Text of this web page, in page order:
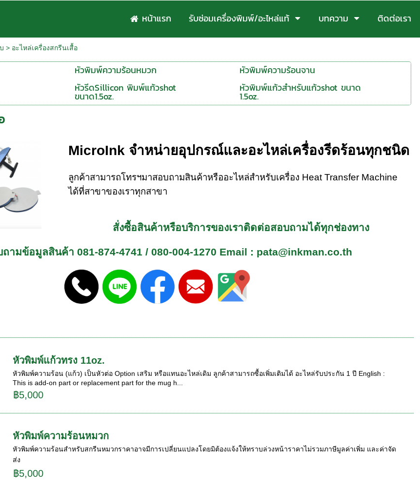
หน้าแรก รับซ่อมเครื่องพิมพ์/อะไหล่แท้ บทความ ติดต่อเรา
> อะไหล่เครื่องสกรีนเสื้อ
หัวพิมพ์ความร้อนหมวก
หัวพิมพ์ความร้อนจาน
หัวรีดSillicon พิมพ์แก้วshot
ขนาด1.5oz.
หัวพิมพ์แก้วสำหรับแก้วshot ขนาด
1.5oz.
MicroInk จำหน่ายอุปกรณ์และอะไหล่เครื่องรีดร้อนทุกชนิด
ลูกค้าสามารถโทรฯมาสอบถามสินค้าหรืออะไหล่สำหรับเครื่อง Heat Transfer Machine
ได้ที่สาขาของเราทุกสาขา
สั่งซื้อสินค้าหรือบริการของเราติดต่อสอบถามได้ทุกช่องทาง
ถามข้อมูลสินค้า081-874-4741 /080-004-1270 Email : pata@inkman.co.th
หัวพิมพ์แก้วทรง 11oz.
หัวพิมพ์ความร้อน (แก้ว) เป็นหัวต่อ Option เสริม หรือแทนอะไหล่เดิม ลูกค้าสามารถซื้อเพิ่มเติมได้ อะไหล่รับประกัน 1 ปี English :
This is add-on part or replacement part for the mug h...
฿5,000
หัวพิมพ์ความร้อนหมวก
หัวพิมพ์ความร้อนสำหรับสกรีนหมวกราคาอาจมีการเปลี่ยนแปลงโดยมิต้องแจ้งให้ทราบล่วงหน้าราคาไม่รวมภาษีมูลค่าเพิ่ม และค่าจัด
ส่ง
฿5,000